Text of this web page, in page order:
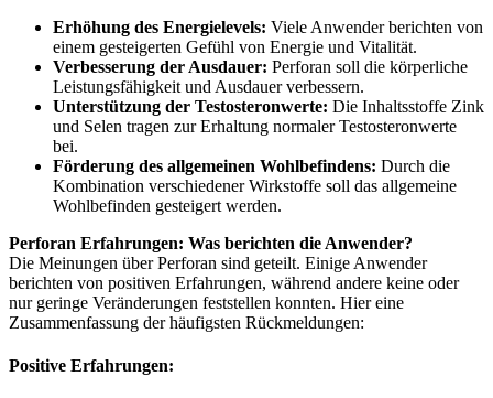
Erhöhung des Energielevels: Viele Anwender berichten von
einem gesteigerten Gefühl von Energie und Vitalität.
Verbesserung der Ausdauer: Perforan soll die körperliche
Leistungsfähigkeit und Ausdauer verbessern.
Unterstützung der Testosteronwerte: Die Inhaltsstoffe Zink
und Selen tragen zur Erhaltung normaler Testosteronwerte
bei.
Förderung des allgemeinen Wohlbefindens: Durch die
Kombination verschiedener Wirkstoffe soll das allgemeine
Wohlbefinden gesteigert werden.
Perforan Erfahrungen: Was berichten die Anwender?
Die Meinungen über Perforan sind geteilt. Einige Anwender
berichten von positiven Erfahrungen, während andere keine oder
nur geringe Veränderungen feststellen konnten. Hier eine
Zusammenfassung der häufigsten Rückmeldungen:
Positive Erfahrungen: